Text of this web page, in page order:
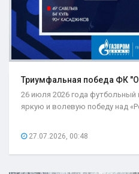
Триумфальная победа ФК
26 июля 2026 года футбольный
яркую и волевую победу над
27.07.2026, 00:48